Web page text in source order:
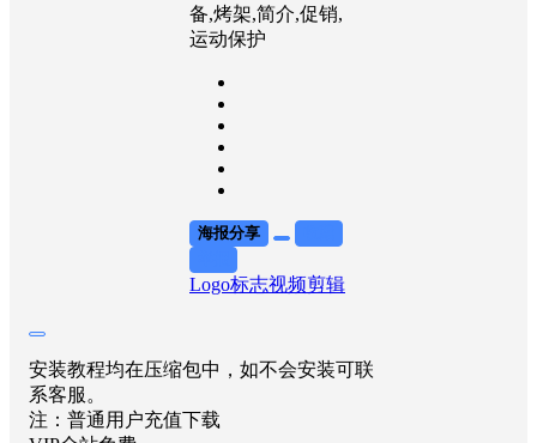
备,烤架,简介,促销,
运动保护
海报分享
Logo标志视频剪辑
安装教程均在压缩包中，如不会安装可联
系客服。
注：普通用户充值下载